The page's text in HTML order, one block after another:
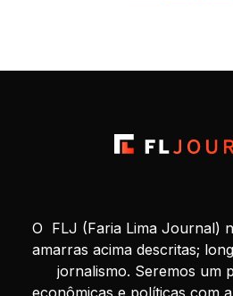
O FLJ (Faria Lima Journal)
amarras acima descritas;
jornalismo. Seremos um